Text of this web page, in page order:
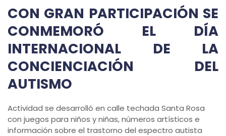
CON GRAN PARTICIPACIÓN SE
CONMEMORÓ EL DÍA
INTERNACIONAL DE LA
CONCIENCIACIÓN DEL
AUTISMO
Actividad se desarrolló en calle techada Santa Rosa
con juegos para niños y niñas, números artísticos e
información sobre el trastorno del espectro autista